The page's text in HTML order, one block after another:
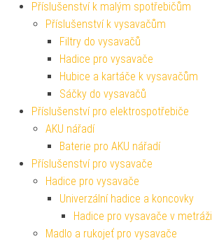
Příslušenství k malým spotřebičům
Příslušenství k vysavačům
Filtry do vysavačů
Hadice pro vysavače
Hubice a kartáče k vysavačům
Sáčky do vysavačů
Příslušenství pro elektrospotřebiče
AKU nářadí
Baterie pro AKU nářadí
Příslušenství pro vysavače
Hadice pro vysavače
Univerzální hadice a koncovky
Hadice pro vysavače v metráži
Madlo a rukojeť pro vysavače